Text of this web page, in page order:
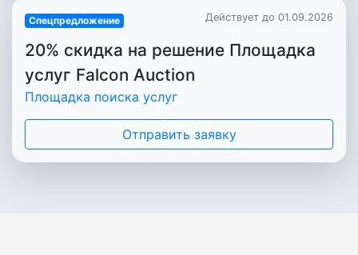
Действует до 01.09.2026
Спецпредложение
20% скидка на решение Площадка
услуг Falcon Auction
Площадка поиска услуг
Отправить заявку